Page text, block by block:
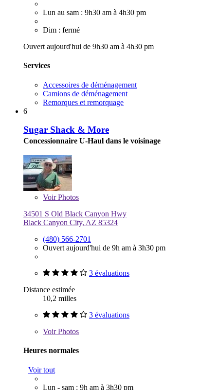
Lun au sam : 9h30 am à 4h30 pm
Dim : fermé
Ouvert aujourd'hui de 9h30 am à 4h30 pm
Services
Accessoires de déménagement
Camions de déménagement
Remorques et remorquage
6
Sugar Shack & More
Concessionnaire U-Haul dans le voisinage
VoirPhotos
34501 S Old Black Canyon Hwy
Black Canyon City, AZ 85324
(480) 566-2701
Ouvert aujourd'hui de 9h am à 3h30 pm
3 évaluations
Distance estimée
10,2 milles
3 évaluations
VoirPhotos
Heures normales
Voir tout
Lun - sam : 9h am à 3h30 pm